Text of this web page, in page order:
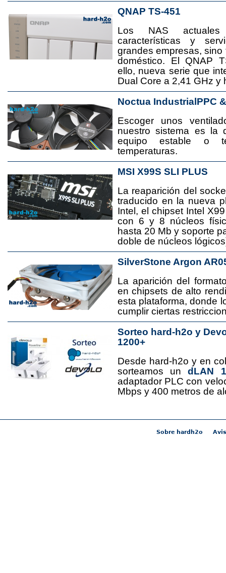
QNAP TS-451
Los NAS
características y
grandes empresas,
doméstico. El QNAP
ello, nueva serie que
Dual Core a 2,41 GHz y
Noctua IndustrialPPC
Escoger unos
nuestro sistema es la
equipo estable o
temperaturas.
MSI X99S SLI PLUS
La reaparición del
traducido en la nueva
Intel, el chipset Intel
con 6 y 8 núcleos
hasta 20 Mb y soporte
doble de núcleos
SilverStone Argon
La aparición del
en chipsets de alto
esta plataforma, donde
cumplir ciertas
Sorteo hard-h2o y
1200+
Desde hard-h2o y en
sorteamos undLAN
adaptador PLC con
Mbps y 400 metros de
Sobre hardh2o